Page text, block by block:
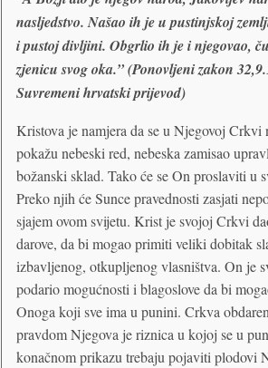
nasljedstvo. Našao ih je u pustinjskoj
i pustoj divljini. Obgrlio ih je i njegovao,
zjenicu svog oka.” (Ponovljeni zakon
Suvremeni hrvatski prijevod)
Kristova je namjera da se u Njegovoj Crkvi
pokažu nebeski red, nebeska zamisao
božanski sklad. Tako će se On proslaviti u
Preko njih će Sunce pravednosti zasjati
sjajem ovom svijetu. Krist je svojoj Crkvi
darove, da bi mogao primiti veliki dobitak
izbavljenog, otkupljenog vlasništva. On je
podario mogućnosti i blagoslove da bi
Onoga koji sve ima u punini. Crkva
pravdom Njegova je riznica u kojoj se u
konačnom prikazu trebaju pojaviti plodovi